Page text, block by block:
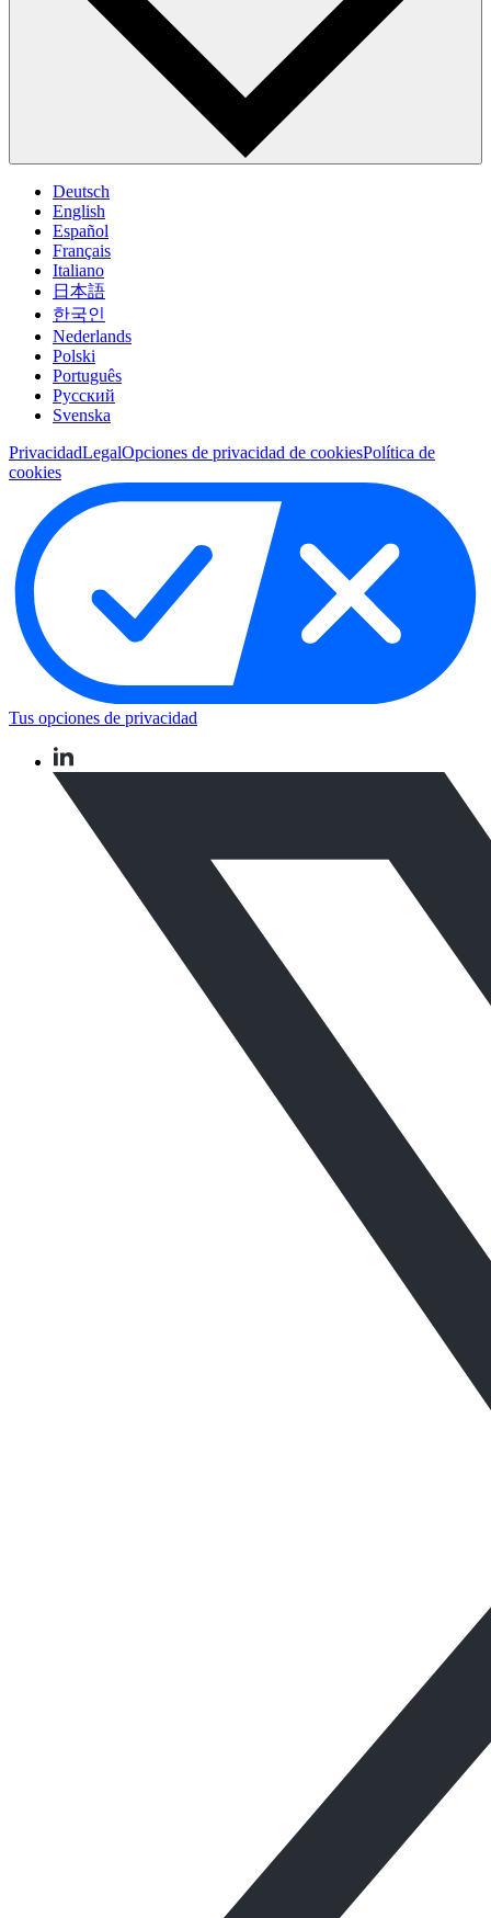
Deutsch
English
Español
Français
Italiano
日本語
한국인
Nederlands
Polski
Português
Pусский
Svenska
PrivacidadLegalOpciones de privacidad de cookiesPolítica de
cookies
Tus opciones de privacidad